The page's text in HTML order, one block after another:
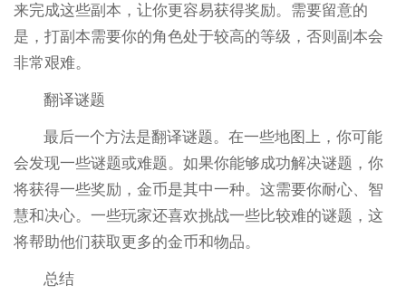
来完成这些副本，让你更容易获得奖励。需要留意的
是，打副本需要你的角色处于较高的等级，否则副本会
非常艰难。
翻译谜题
最后一个方法是翻译谜题。在一些地图上，你可能
会发现一些谜题或难题。如果你能够成功解决谜题，你
将获得一些奖励，金币是其中一种。这需要你耐心、智
慧和决心。一些玩家还喜欢挑战一些比较难的谜题，这
将帮助他们获取更多的金币和物品。
总结